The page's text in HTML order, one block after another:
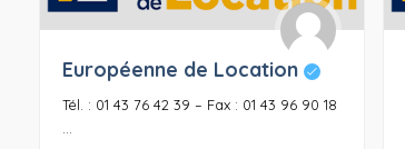
Européenne de Location
Tél. : 01 43 76 42 39 – Fax : 01 43 96 90 18